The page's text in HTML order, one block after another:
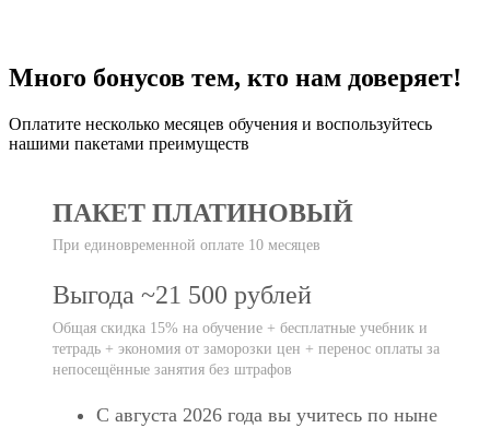
Много бонусов тем, кто нам доверяет!
Оплатите несколько месяцев обучения и воспользуйтесь
нашими пакетами преимуществ
ПАКЕТ ПЛАТИНОВЫЙ
При единовременной оплате 10 месяцев
Выгода ~21 500 рублей
Общая скидка 15% на обучение + бесплатные учебник и
тетрадь + экономия от заморозки цен + перенос оплаты за
непосещённые занятия без штрафов
С августа 2026 года вы учитесь по ныне